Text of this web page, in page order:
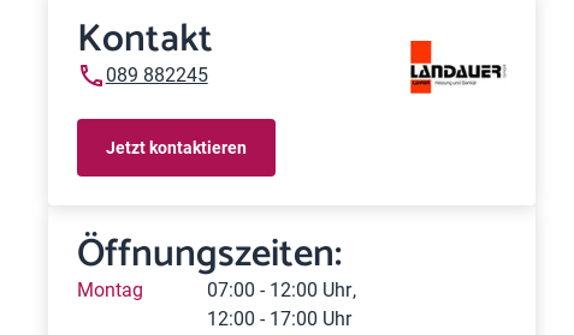
Kontakt
089 882245
Jetzt kontaktieren
Öffnungszeiten:
Montag
07:00 - 12:00 Uhr
12:00 - 17:00 Uhr